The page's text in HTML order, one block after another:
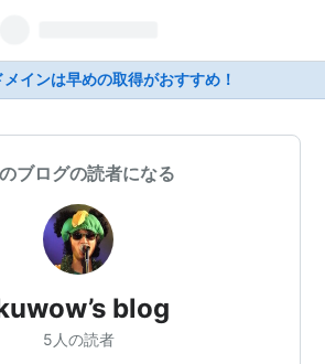
インは早めの取得がおすすめ！
ブログの読者になる
blog
5人の読者